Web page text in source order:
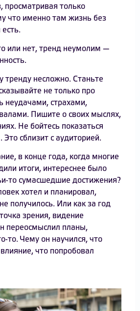
просматривая только
что именно там жизнь без
есть.
или нет, тренд неумолим —
тренду несложно. Станьте
не только про
неудачами, страхами,
Пишите о своих мыслях,
Не бойтесь показаться
сблизит с аудиторией.
в конце года, когда многие
итоги, интереснее было
то сумасшедшие достижения?
хотел и планировал,
получилось. Или как за год
зрения, видение
переосмыслил планы,
то. Чему он научился, что
что попробовал